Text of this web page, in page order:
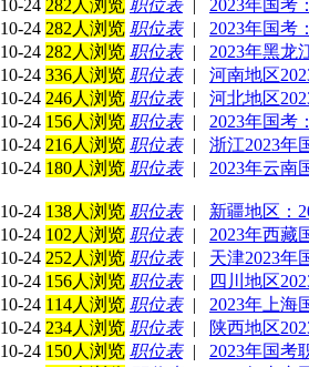
10-24 282人浏览 职位表|
2023年国考
10-24 282人浏览 职位表|
2023年国考
10-24 282人浏览 职位表|
2023年黑龙
10-24 336人浏览 职位表|
河南地区
10-24 246人浏览 职位表|
河北地区
10-24 156人浏览 职位表|
2023年国考
10-24 216人浏览 职位表|
浙江2023年
10-24 180人浏览 职位表| 2023年云南
10-24 138人浏览 职位表|
新疆地区：
10-24 102人浏览 职位表|
2023年西藏
10-24 252人浏览 职位表|
天津2023年
10-24 156人浏览 职位表|
四川地区
10-24 114人浏览 职位表|
2023年上海
10-24 234人浏览 职位表|
陕西地区
10-24 150人浏览 职位表|
2023年国考